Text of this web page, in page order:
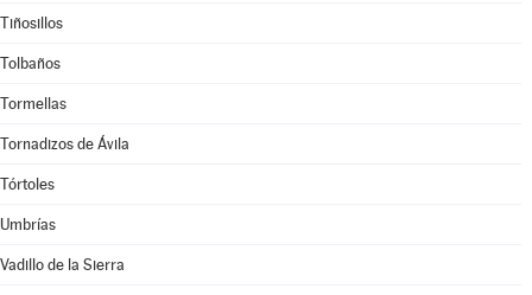
Tiñosillos
Tolbaños
Tormellas
Tornadizos de Ávila
Tórtoles
Umbrías
Vadillo de la Sierra